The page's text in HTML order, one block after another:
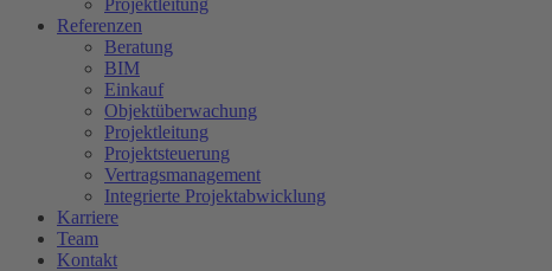
Projektleitung
Referenzen
Beratung
BIM
Einkauf
Objektüberwachung
Projektleitung
Projektsteuerung
Vertragsmanagement
Integrierte Projektabwicklung
Karriere
Team
Kontakt